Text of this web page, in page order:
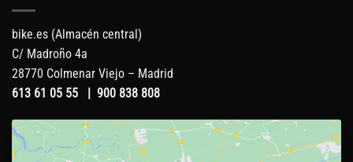
bike.es (Almacén central)
C/ Madroño 4a
28770 Colmenar Viejo – Madrid
613 61 05 55 | 900 838 808